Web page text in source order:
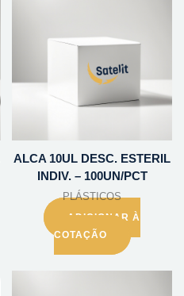
ALCA 10UL DESC. ESTERIL
INDIV. – 100UN/PCT
PLÁSTICOS
ADICIONAR À
COTAÇÃO